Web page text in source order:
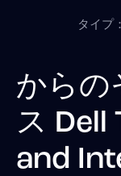
タイプ
からの
ス Dell
and